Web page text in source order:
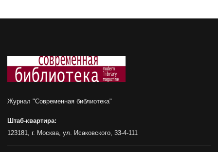
Журнал "Современная библиотека"
Штаб-квартира:
123181, г. Москва, ул. Исаковского, 33-4-111